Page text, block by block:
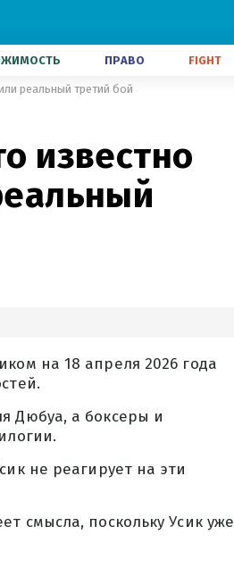
ПРАВО FIGHT
реальный третий бой
известно
на 18 апреля 2026 года
Дюбуа, а боксеры и
не реагирует на эти
смысла, поскольку Усик уже